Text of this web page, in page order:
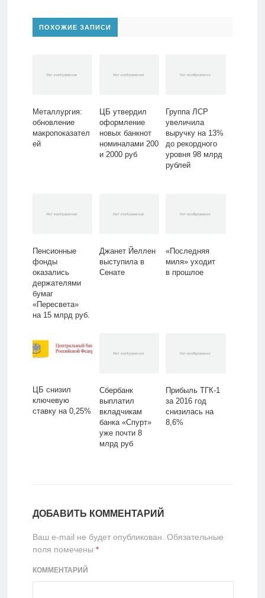
ПОХОЖИЕ ЗАПИСИ
Металлургия:
обновление
макропоказател
ей
ЦБ утвердил
оформление
новых банкнот
номиналами 200
и 2000 руб
Группа ЛСР
увеличила
выручку на 13%
до рекордного
уровня 98 млрд
рублей
Пенсионные
фонды
оказались
держателями
бумаг
«Пересвета»
на 15 млрд руб.
Джанет Йеллен
выступила в
Сенате
«Последняя
миля» уходит
в прошлое
ЦБ снизил
ключевую
ставку на 0,25%
Сбербанк
выплатил
вкладчикам
банка «Спурт»
уже почти 8
млрд руб
Прибыль ТГК-1
за 2016 год
снизилась на
8,6%
ДОБАВИТЬ КОММЕНТАРИЙ
Ваш e-mail не будет опубликован. Обязательные
поля помечены *
КОММЕНТАРИЙ